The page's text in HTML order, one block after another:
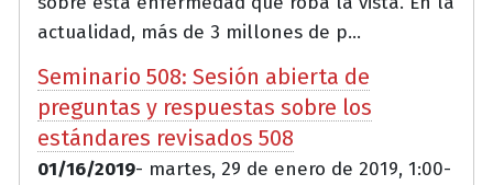
actualidad, más de 3 millones de p...
Seminario 508: Sesión abierta de
preguntas y respuestas sobre los
estándares revisados 508
01/16/2019- martes, 29 de enero de 2019, 1:00-